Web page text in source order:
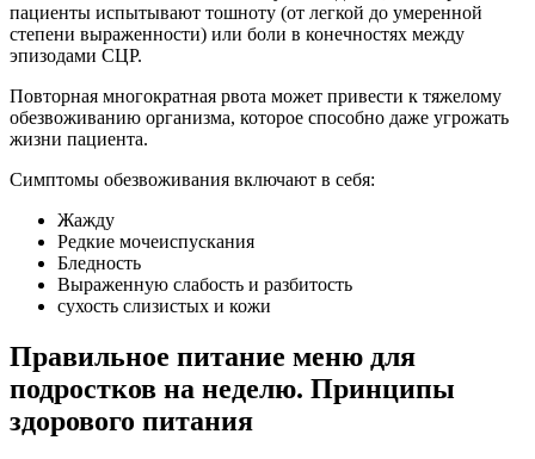
пациенты испытывают тошноту (от легкой до умеренной
степени выраженности) или боли в конечностях между
эпизодами СЦР.
Повторная многократная рвота может привести к тяжелому
обезвоживанию организма, которое способно даже угрожать
жизни пациента.
Симптомы обезвоживания включают в себя:
Жажду
Редкие мочеиспускания
Бледность
Выраженную слабость и разбитость
сухость слизистых и кожи
Правильное питание меню для
подростков на неделю. Принципы
здорового питания